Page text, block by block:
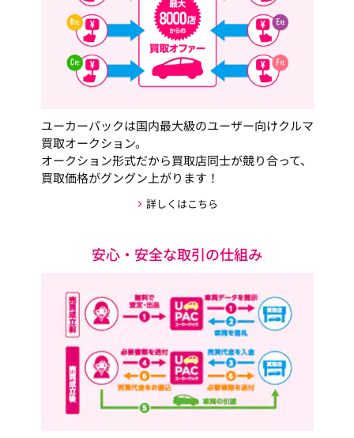
ユーカーパックは国内最大級のユーザー向けクルマ
買取オークション。
オークション形式だから買取店同士が競り合って、
買取価格がグングン上がります！
詳しくはこちら
安心・安全な取引の仕組み